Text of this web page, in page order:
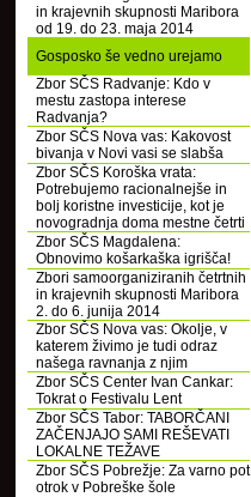
in krajevnih skupnosti Maribora
od 19. do 23. maja 2014
Gosposko še vedno urejamo
Zbor SČS Radvanje: Kdo v
mestu zastopa interese
Radvanja?
Zbor SČS Nova vas: Kakovost
bivanja v Novi vasi se slabša
Zbor SČS Koroška vrata:
Potrebujemo racionalnejše in
bolj koristne investicije, kot je
novogradnja doma mestne četrti
Zbor SČS Magdalena:
Obnovimo košarkaška igrišča!
Zbori samoorganiziranih četrtnih
in krajevnih skupnosti Maribora
2. do 6. junija 2014
Zbor SČS Nova vas: Okolje, v
katerem živimo je tudi odraz
našega ravnanja z njim
Zbor SČS Center Ivan Cankar:
Tokrat o Festivalu Lent
Zbor SČS Tabor: TABORČANI
ZAČENJAJO SAMI REŠEVATI
LOKALNE TEŽAVE
Zbor SČS Pobrežje: Za varno pot
otrok v Pobreške šole